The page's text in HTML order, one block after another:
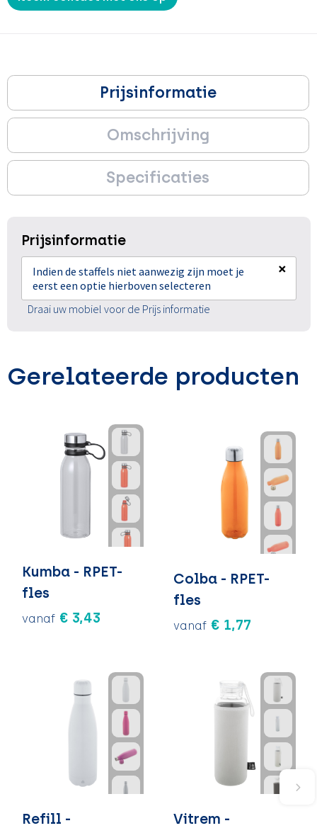
Prijsinformatie
Omschrijving
Specificaties
Prijsinformatie
Indien de staffels niet aanwezig zijn moet je
eerst een optie hierboven selecteren
×
Draai uw mobiel voor de Prijs informatie
Gerelateerde producten
Kumba - RPET-
fles
vanaf € 3,43
Colba - RPET-
fles
vanaf € 1,77
Refill -
Vitrem -